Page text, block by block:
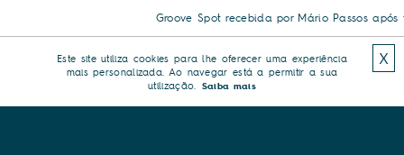
Groove Spot recebida por Mário Passos após
Este site utiliza cookies para lhe oferecer uma experiência
mais personalizada. Ao navegar está a permitir a sua
utilização. Saiba mais
X